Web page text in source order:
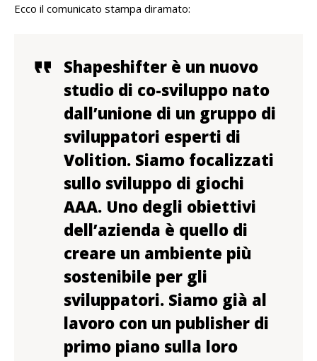
Ecco il comunicato stampa diramato:
Shapeshifter è un nuovo
studio di co-sviluppo nato
dall’unione di un gruppo di
sviluppatori esperti di
Volition. Siamo focalizzati
sullo sviluppo di giochi
AAA. Uno degli obiettivi
dell’azienda è quello di
creare un ambiente più
sostenibile per gli
sviluppatori. Siamo già al
lavoro con un publisher di
primo piano sulla loro